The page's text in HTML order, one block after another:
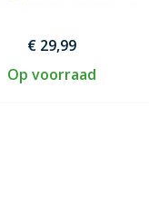
€ 29,99
Op voorraad